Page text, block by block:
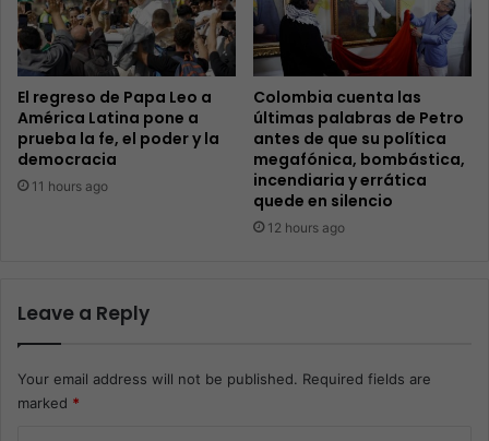
El regreso de Papa Leo a
América Latina pone a
prueba la fe, el poder y la
democracia
11 hours ago
Colombia cuenta las
últimas palabras de Petro
antes de que su política
megafónica, bombástica,
incendiaria y errática
quede en silencio
12 hours ago
Leave a Reply
Your email address will not be published. Required fields are
marked *